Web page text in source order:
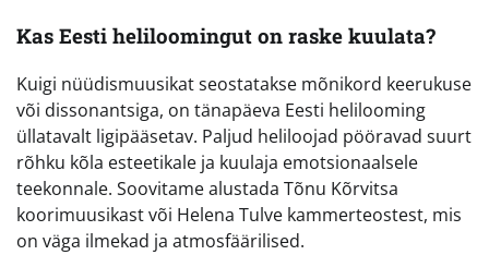
Kas Eesti heliloomingut on raske kuulata?
Kuigi nüüdismuusikat seostatakse mõnikord keerukuse
või dissonantsiga, on tänapäeva Eesti helilooming
üllatavalt ligipääsetav. Paljud heliloojad pööravad suurt
rõhku kõla esteetikale ja kuulaja emotsionaalsele
teekonnale. Soovitame alustada Tõnu Kõrvitsa
koorimuusikast või Helena Tulve kammerteostest, mis
on väga ilmekad ja atmosfäärilised.